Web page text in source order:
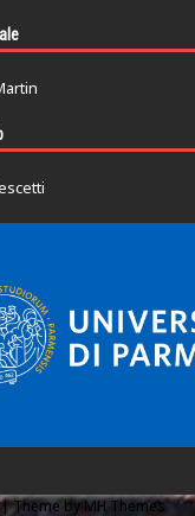
Theme byMH Themes